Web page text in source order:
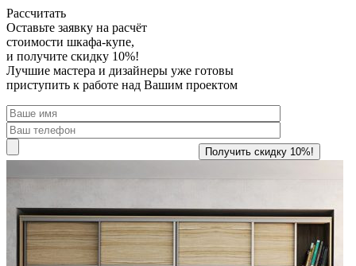
Рассчитать
Оставьте заявку на расчёт
стоимости шкафа-купе,
и получите скидку 10%!
Лучшие мастера и дизайнеры уже готовы
приступить к работе над Вашим проектом